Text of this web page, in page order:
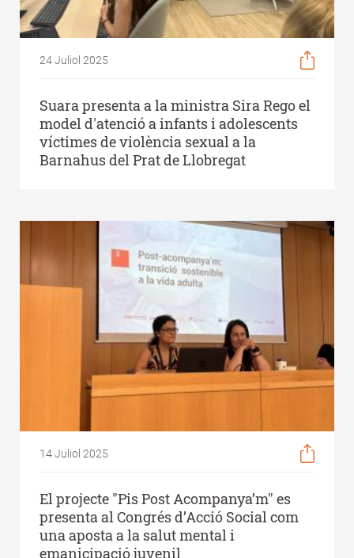
24 Juliol 2025
Suara presenta a la ministra Sira Rego el
model d'atenció a infants i adolescents
víctimes de violència sexual a la
Barnahus del Prat de Llobregat
14 Juliol 2025
El projecte "Pis Post Acompanya’m" es
presenta al Congrés d’Acció Social com
una aposta a la salut mental i
emanicipació juvenil